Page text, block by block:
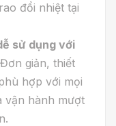
đổi nhiệt tại
sử dụng với
Đơn giản, thiết
hợp với mọi
vận hành mượt